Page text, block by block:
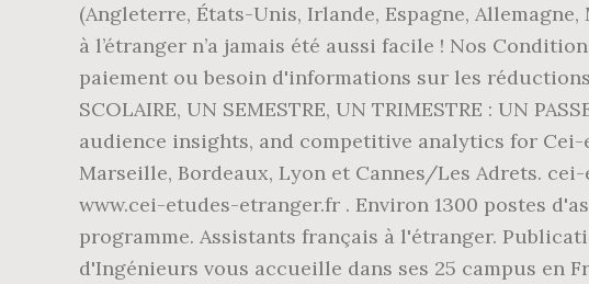
(Angleterre, États-Unis, Irlande, Espagne,
à l’étranger n’a jamais été aussi facile ! Nos
paiement ou besoin d'informations sur les
SCOLAIRE, UN SEMESTRE, UN TRIMESTRE : UN
audience insights, and competitive analytics for Cei-
Marseille, Bordeaux, Lyon et Cannes/Les Adrets.
www.cei-etudes-etranger.fr . Environ 1300 postes
programme. Assistants français à l'étranger.
d'Ingénieurs vous accueille dans ses 25 campus en